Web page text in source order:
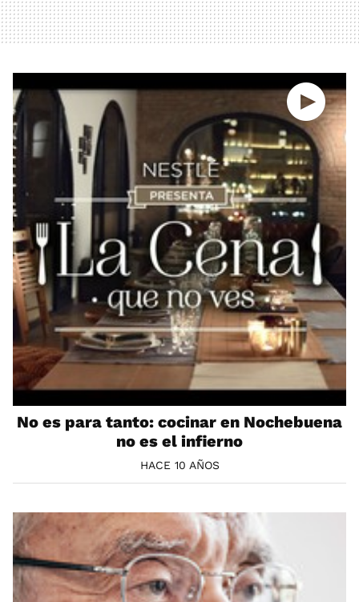
No es para tanto: cocinar en Nochebuena
no es el infierno
HACE 10 AÑOS